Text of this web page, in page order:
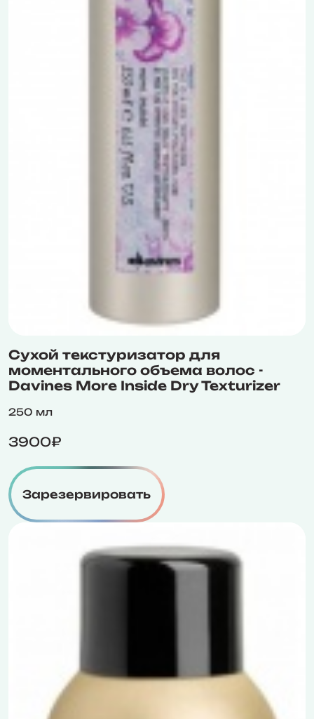
Сухой текстуризатор для
моментального объема волос -
Davines More Inside Dry Texturizer
250 мл
3900₽
Зарезервировать